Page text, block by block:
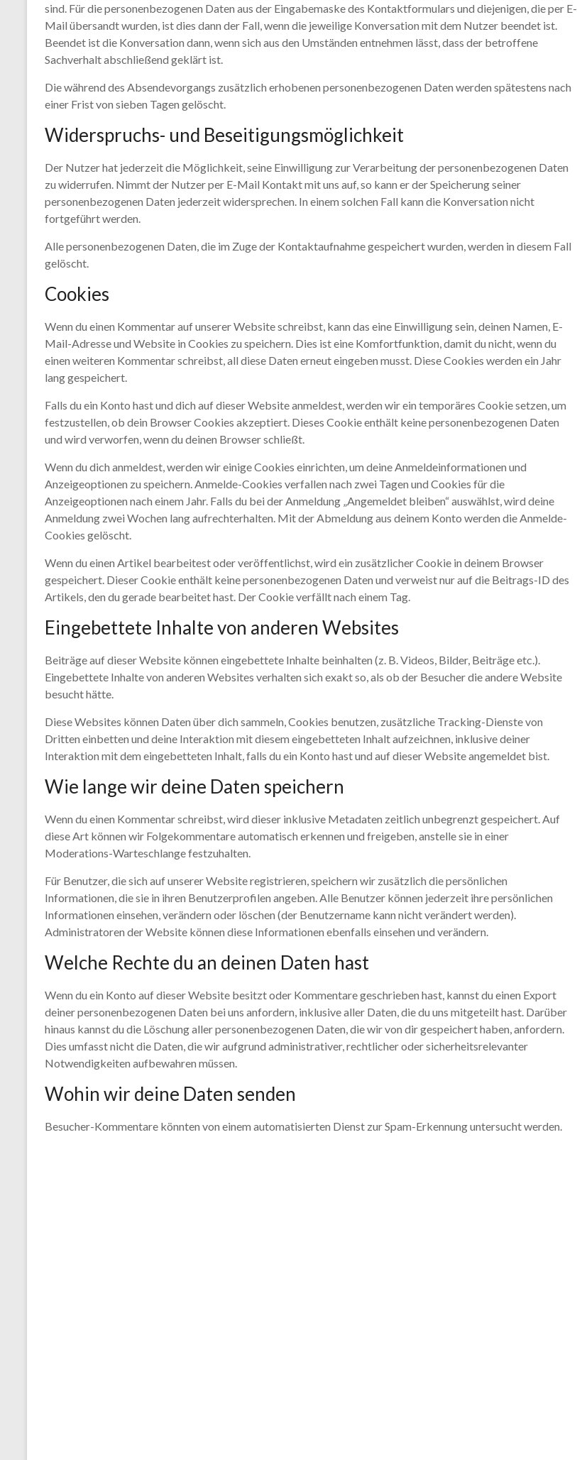
sind. Für die personenbezogenen Daten aus der Eingabemaske des Kontaktformulars und diejenigen, die per E-
Mail übersandt wurden, ist dies dann der Fall, wenn die jeweilige Konversation mit dem Nutzer beendet ist.
Beendet ist die Konversation dann, wenn sich aus den Umständen entnehmen lässt, dass der betroffene
Sachverhalt abschließend geklärt ist.
Die während des Absendevorgangs zusätzlich erhobenen personenbezogenen Daten werden spätestens nach
einer Frist von sieben Tagen gelöscht.
Widerspruchs- und Beseitigungsmöglichkeit
Der Nutzer hat jederzeit die Möglichkeit, seine Einwilligung zur Verarbeitung der personenbezogenen Daten
zu widerrufen. Nimmt der Nutzer per E-Mail Kontakt mit uns auf, so kann er der Speicherung seiner
personenbezogenen Daten jederzeit widersprechen. In einem solchen Fall kann die Konversation nicht
fortgeführt werden.
Alle personenbezogenen Daten, die im Zuge der Kontaktaufnahme gespeichert wurden, werden in diesem Fall
gelöscht.
Cookies
Wenn du einen Kommentar auf unserer Website schreibst, kann das eine Einwilligung sein, deinen Namen, E-
Mail-Adresse und Website in Cookies zu speichern. Dies ist eine Komfortfunktion, damit du nicht, wenn du
einen weiteren Kommentar schreibst, all diese Daten erneut eingeben musst. Diese Cookies werden ein Jahr
lang gespeichert.
Falls du ein Konto hast und dich auf dieser Website anmeldest, werden wir ein temporäres Cookie setzen, um
festzustellen, ob dein Browser Cookies akzeptiert. Dieses Cookie enthält keine personenbezogenen Daten
und wird verworfen, wenn du deinen Browser schließt.
Wenn du dich anmeldest, werden wir einige Cookies einrichten, um deine Anmeldeinformationen und
Anzeigeoptionen zu speichern. Anmelde-Cookies verfallen nach zwei Tagen und Cookies für die
Anzeigeoptionen nach einem Jahr. Falls du bei der Anmeldung „Angemeldet bleiben“ auswählst, wird deine
Anmeldung zwei Wochen lang aufrechterhalten. Mit der Abmeldung aus deinem Konto werden die Anmelde-
Cookies gelöscht.
Wenn du einen Artikel bearbeitest oder veröffentlichst, wird ein zusätzlicher Cookie in deinem Browser
gespeichert. Dieser Cookie enthält keine personenbezogenen Daten und verweist nur auf die Beitrags-ID des
Artikels, den du gerade bearbeitet hast. Der Cookie verfällt nach einem Tag.
Eingebettete Inhalte von anderen Websites
Beiträge auf dieser Website können eingebettete Inhalte beinhalten (z. B. Videos, Bilder, Beiträge etc.).
Eingebettete Inhalte von anderen Websites verhalten sich exakt so, als ob der Besucher die andere Website
besucht hätte.
Diese Websites können Daten über dich sammeln, Cookies benutzen, zusätzliche Tracking-Dienste von
Dritten einbetten und deine Interaktion mit diesem eingebetteten Inhalt aufzeichnen, inklusive deiner
Interaktion mit dem eingebetteten Inhalt, falls du ein Konto hast und auf dieser Website angemeldet bist.
Wie lange wir deine Daten speichern
Wenn du einen Kommentar schreibst, wird dieser inklusive Metadaten zeitlich unbegrenzt gespeichert. Auf
diese Art können wir Folgekommentare automatisch erkennen und freigeben, anstelle sie in einer
Moderations-Warteschlange festzuhalten.
Für Benutzer, die sich auf unserer Website registrieren, speichern wir zusätzlich die persönlichen
Informationen, die sie in ihren Benutzerprofilen angeben. Alle Benutzer können jederzeit ihre persönlichen
Informationen einsehen, verändern oder löschen (der Benutzername kann nicht verändert werden).
Administratoren der Website können diese Informationen ebenfalls einsehen und verändern.
Welche Rechte du an deinen Daten hast
Wenn du ein Konto auf dieser Website besitzt oder Kommentare geschrieben hast, kannst du einen Export
deiner personenbezogenen Daten bei uns anfordern, inklusive aller Daten, die du uns mitgeteilt hast. Darüber
hinaus kannst du die Löschung aller personenbezogenen Daten, die wir von dir gespeichert haben, anfordern.
Dies umfasst nicht die Daten, die wir aufgrund administrativer, rechtlicher oder sicherheitsrelevanter
Notwendigkeiten aufbewahren müssen.
Wohin wir deine Daten senden
Besucher-Kommentare könnten von einem automatisierten Dienst zur Spam-Erkennung untersucht werden.